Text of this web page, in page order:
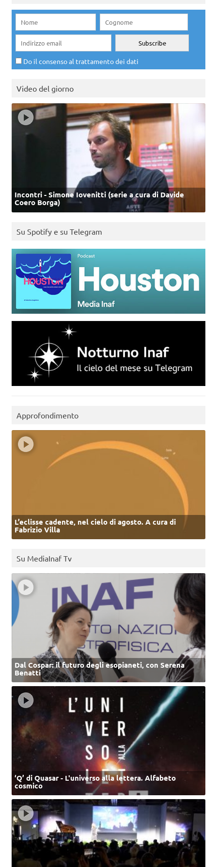
Do il consenso al trattamento dei dati
Video del giorno
Incontri - Simone Iovenitti (serie a cura di Davide
Coero Borga)
Su Spotify e su Telegram
Approfondimento
L’eclisse cadente, nel cielo di agosto. A cura di
Fabrizio Villa
Su MediaInaf Tv
Dal Cospar: il futuro degli esopianeti, con Serena
Benatti
‘Q’ di Quasar - L'universo alla lettera. Alfabeto
cosmico